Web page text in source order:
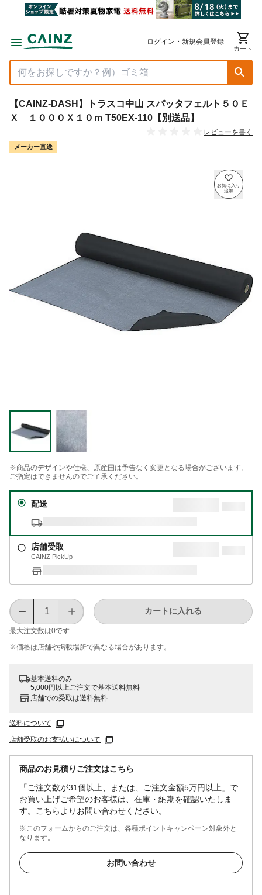
ログイン・新規会員登録
カート
【CAINZ-DASH】トラスコ中山 スパッタフェルト５０Ｅ
Ｘ １０００Ｘ１０ｍ T50EX-110【別送品】
レビューを書く
メーカー直送
※商品のデザインや仕様、原産国は予告なく変更となる場合がございます。
ご指定はできませんのでご了承ください。
配送
店舗受取
CAINZ PickUp
最大注文数は0です
カートに入れる
※価格は​店舗や​掲載場所で​異なる​場合が​あります。
基本送料のみ
5,000円以上ご注文で基本送料無料
店舗での受取は送料無料
送料について
店舗受取のお支払いについて
商品のお見積りご注文はこちら
「ご注文数が31個以上、または、ご注文金額5万円以上」で
お買い上げご希望のお客様は、在庫・納期を確認いたしま
す。こちらよりお問い合わせください。
※このフォームからのご注文は、各種ポイントキャンペーン対象外と
なります。
お問い合わせ